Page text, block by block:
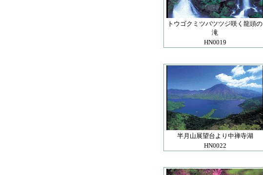
トウゴクミツバツツジ咲く龍頭の
滝
HN0019
半月山展望台より中禅寺湖
HN0022